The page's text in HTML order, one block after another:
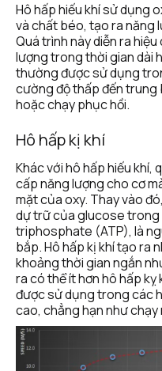
Hô hấp hiếu khí sử dụng
và chất béo, tạo ra năng
Quá trình này diễn ra
lượng trong thời gian dài
thường được sử dụng
cường độ thấp đến trung
hoặc chạy phục hồi.
Hô hấp kị khí
Khác với hô hấp hiếu khí,
cấp năng lượng cho cơ
mặt của oxy. Thay vào
dự trữ của glucose
triphosphate (ATP), là
bắp. Hô hấp kị khí tạo ra
khoảng thời gian ngắn
ra có thể ít hơn hô hấp kỵ
được sử dụng trong các
cao, chẳng hạn như